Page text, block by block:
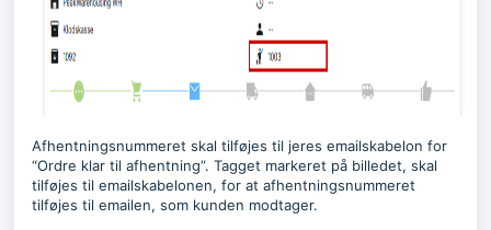
Afhentningsnummeret skal tilføjes til jeres emailskabelon for
“Ordre klar til afhentning”. Tagget markeret på billedet, skal
tilføjes til emailskabelonen, for at afhentningsnummeret
tilføjes til emailen, som kunden modtager.